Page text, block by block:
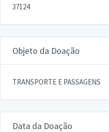
37124
Objeto da Doação
TRANSPORTE E PASSAGENS
Data da Doação